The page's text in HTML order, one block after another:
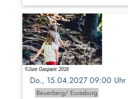
Do., 15.04.2027 09:00 Uhr
Beuerberg/ Eurasburg